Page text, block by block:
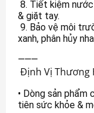
8. Tiết kiệm
& giặt tay.
9. Bảo vệ môi
xanh, phân hủy
⸻
Định Vị Thương
• Dòng sản phẩm
tiên sức khỏe &